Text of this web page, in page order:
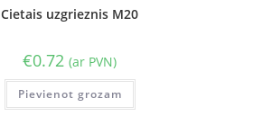
Cietais uzgrieznis M20
€0.72 (ar PVN)
Pievienot grozam